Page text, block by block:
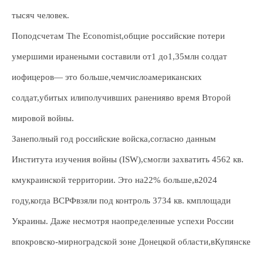
тысяч человек.
Поподсчетам The Economist,общие российские потери
умершими иранеными составили от1 до1,35млн солдат
иофицеров— это больше,чемчислоамериканских
солдат,убитых илиполучивших раненияво время Второй
мировой войны.
Занеполный год российские войска,согласно данным
Института изучения войны (ISW),смогли захватить 4562 кв.
кмукраинской территории. Это на22% больше,в2024
году,когда ВСРФвзяли под контроль 3734 кв. кмплощади
Украины. Даже несмотря наопределенные успехи России
впокровско-мирноградской зоне Донецкой области,вКупянске